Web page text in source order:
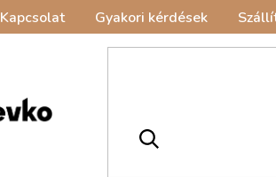
Kapcsolat Gyakori kérdések